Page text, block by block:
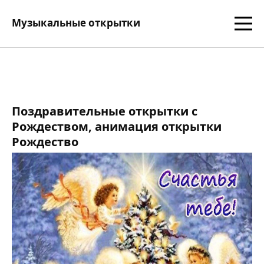
Музыкальные открытки
Поздравительные открытки с
Рождеством, анимация открытки
Рождество